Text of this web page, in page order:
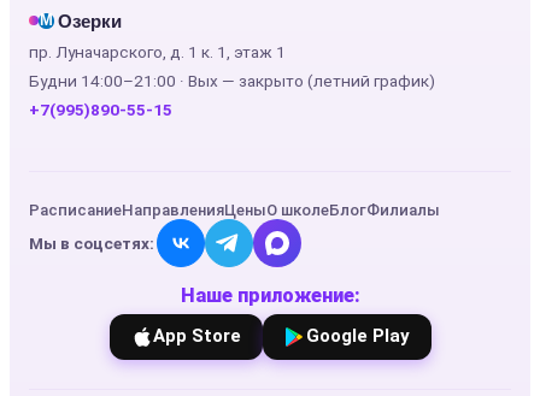
М Озерки
пр. Луначарского, д. 1 к. 1, этаж 1
Будни 14:00–21:00 · Вых — закрыто (летний график)
+7(995)890-55-15
РасписаниеНаправленияЦеныО школеБлогФилиалы
Мы в соцсетях:
Наше приложение:
App Store Google Play